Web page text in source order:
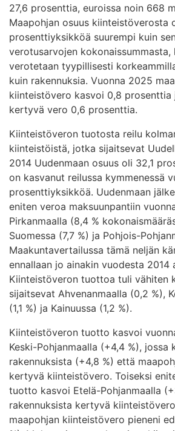
27,6 prosenttia, euroissa noin 668
Maapohjan osuus kiinteistöverosta
prosenttiyksikköä suurempi kuin
verotusarvojen kokonaissummasta,
verotetaan tyypillisesti
kuin rakennuksia. Vuonna 2025
kiinteistövero kasvoi 0,8 prosenttia
kertyvä vero 0,6 prosenttia.
Kiinteistöveron tuotosta reilu
kiinteistöistä, jotka sijaitsevat
2014 Uudenmaan osuus oli 32,1
on kasvanut reilussa kymmenessä
prosenttiyksikköä. Uudenmaan
eniten veroa maksuunpantiin
Pirkanmaalla (8,4 %
Suomessa (7,7 %) ja Pohjois-
Maakuntavertailussa tämä neljän
ennallaan jo ainakin vuodesta 2014
Kiinteistöveron tuottoa tuli vähiten
sijaitsevat Ahvenanmaalla (0,2 %),
(1,1 %) ja Kainuussa (1,2 %).
Kiinteistöveron tuotto kasvoi
Keski-Pohjanmaalla (+4,4 %), jossa
rakennuksista (+4,8 %) että
kertyvä kiinteistövero. Toiseksi
tuotto kasvoi Etelä-Pohjanmaalla
rakennuksista kertyvä
maapohjan kiinteistövero pieneni